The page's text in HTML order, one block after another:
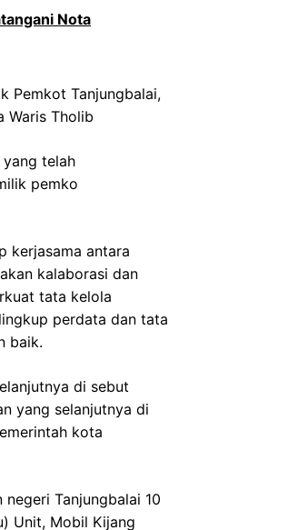
Nota
Pemkot Tanjungbalai,
Waris Tholib
telah
pemko
kerjasama antara
kalaborasi dan
tata kelola
perdata dan tata
baik.
di sebut
yang selanjutnya di
kota
Tanjungbalai 10
Unit, Mobil Kijang